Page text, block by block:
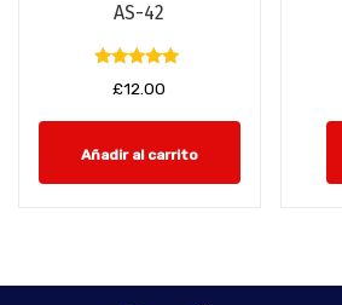
AS-42
con
de 5
£12.00
Añadir al carrito